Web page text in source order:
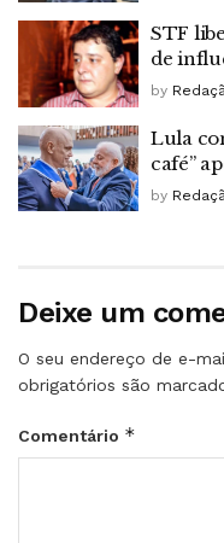
STF
de
by
Lula
café”
by
Deixe um
O seu endereço de e-
obrigatórios são
Comentário *